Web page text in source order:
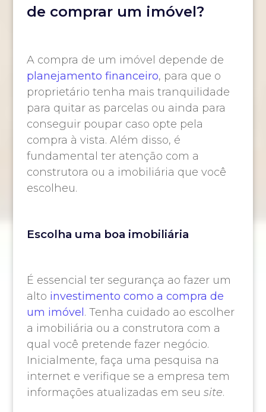
de comprar um imóvel?
A compra de um imóvel depende de
planejamento financeiro, para que o
proprietário tenha mais tranquilidade
para quitar as parcelas ou ainda para
conseguir poupar caso opte pela
compra à vista. Além disso, é
fundamental ter atenção com a
construtora ou a imobiliária que você
escolheu.
Escolha uma boa imobiliária
É essencial ter segurança ao fazer um
alto investimento como a compra de
um imóvel . Tenha cuidado ao escolher
a imobiliária ou a construtora com a
qual você pretende fazer negócio.
Inicialmente, faça uma pesquisa na
internet e verifique se a empresa tem
informações atualizadas em seu site.